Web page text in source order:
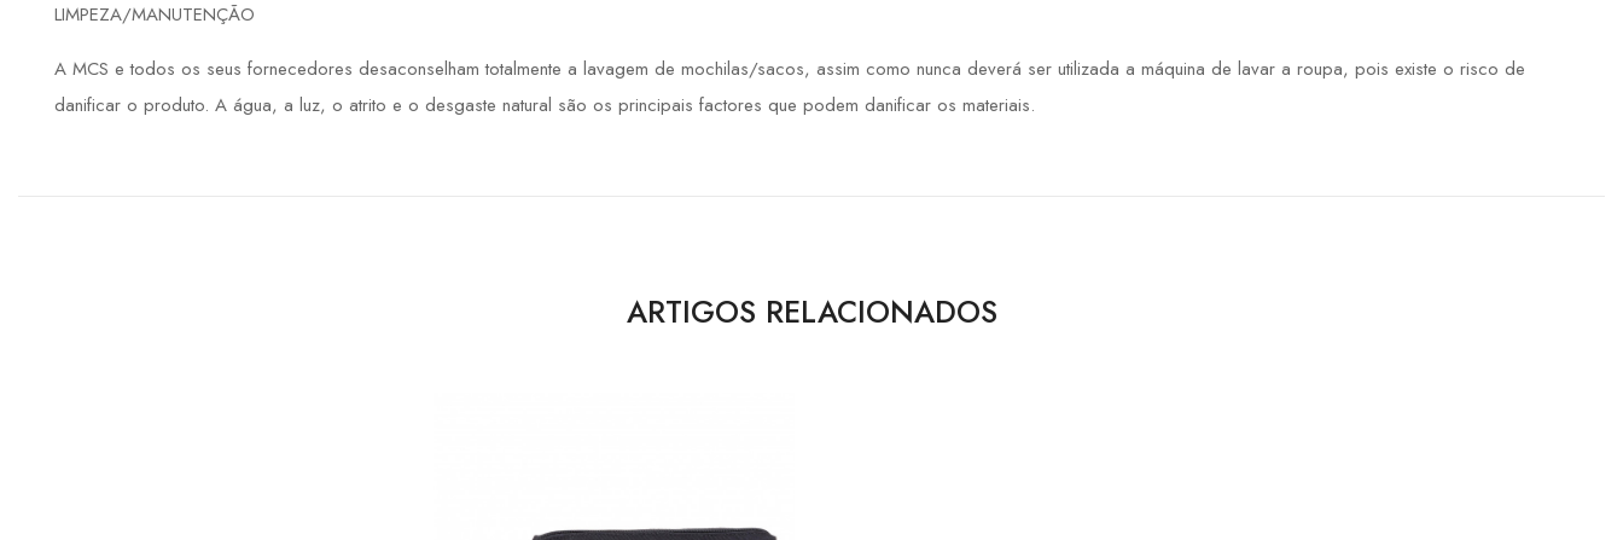
LIMPEZA/MANUTENÇÃO
A MCS e todos os seus fornecedores desaconselham totalmente a lavagem de mochilas/sacos, assim como nunca deverá ser utilizada a máquina de lavar a roupa, pois existe o risco de
danificar o produto. A água, a luz, o atrito e o desgaste natural são os principais factores que podem danificar os materiais.
ARTIGOS RELACIONADOS